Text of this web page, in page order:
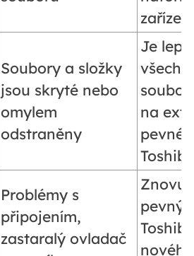
Soubory a složky
jsou skryté nebo
omylem
odstraněny
Je
na
Problémy s
připojením,
zastaralý ovladač
Znovu
pevný